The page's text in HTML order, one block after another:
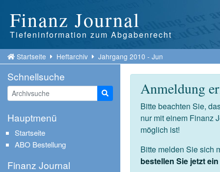
Finanz Journal
Tiefeninformation zum Abgabenrecht
Startseite Heftarchiv Jahrgang 2010 - Jun
Anmeldung
Bitte beachten Sie,
nur mit einem Finanz
möglich ist!
Bitte melden Sie sich
bestellen Sie jetzt
Schnellsuche
Suche starten
Hauptmenü
Startseite
ABO Bestellung
Finanz Journal